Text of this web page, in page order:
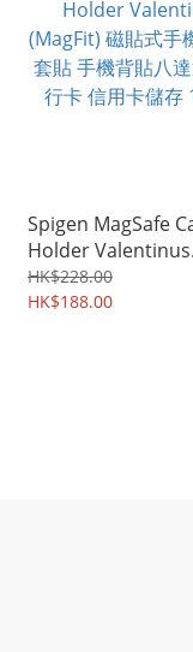
Spigen MagSafe
Holder Valentinus
(MagFit) 磁貼式手
套貼 手機背貼八達
HK$228.00
HK$188.00